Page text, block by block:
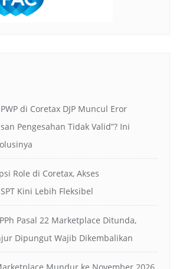
di Coretax DJP Muncul Eror
Pengesahan Tidak Valid”? Ini
Role di Coretax, Akses
Kini Lebih Fleksibel
Pasal 22 Marketplace Ditunda,
Dipungut Wajib Dikembalikan